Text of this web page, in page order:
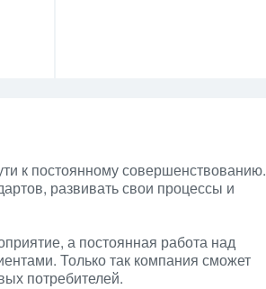
к постоянному совершенствованию.
развивать свои процессы и
а постоянная работа над
Только так компания сможет
потребителей.